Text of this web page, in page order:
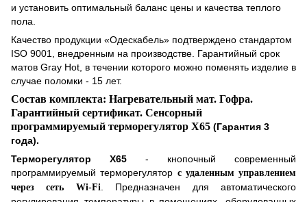
и установить оптимальный баланс цены и качества теплого
пола.
Качество продукции «Одескабель» подтверждено стандартом
ISO 9001, внедренным на производстве. Гарантийный срок
матов Gray Hot , в течении которого можно поменять изделие в
случае поломки - 15 лет.
Состав комплекта: Нагревательный мат. Гофра.
Гарантийный сертификат. Сенсорный
программируемый терморегулятор X65 (Гарантия 3
года).
Терморегулятор X65 - кнопочный современный
программируемый терморегулятор c удаленным управлением
через сеть Wi-Fi . Предназначен для автоматического